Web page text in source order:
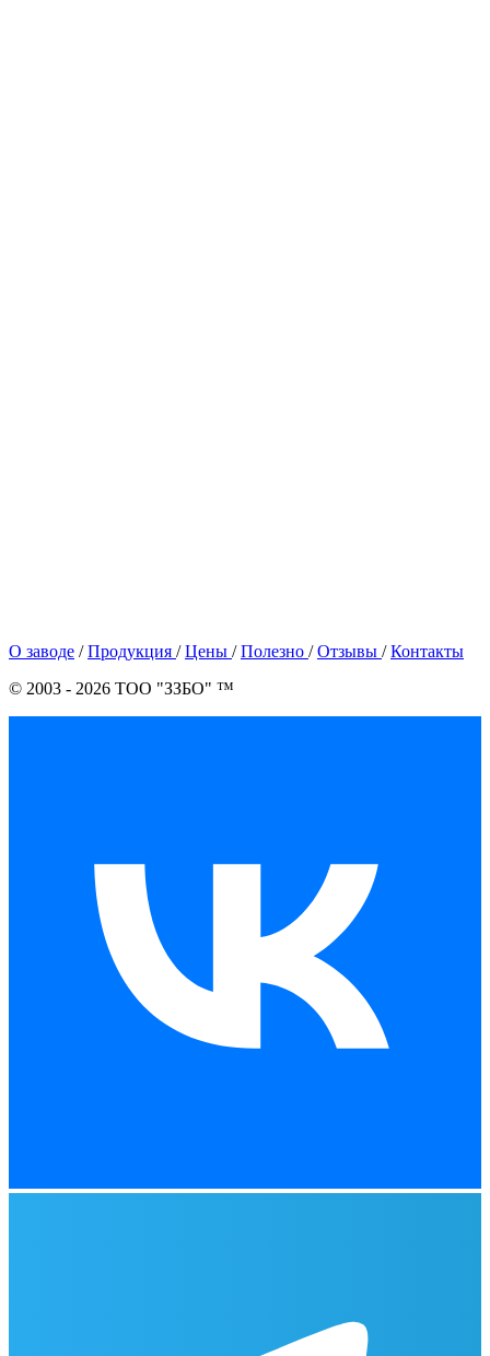
О заводе /Продукция /Цены /Полезно /Отзывы /Контакты
© 2003 - 2026 ТОО "ЗЗБО" ™